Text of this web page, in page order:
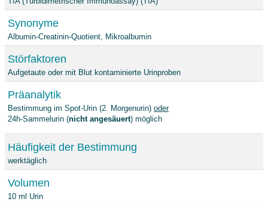
Synonyme
Albumin-Creatinin-Quotient, Mikroalbumin
Störfaktoren
Aufgetaute oder mit Blut kontaminierte Urinproben
Präanalytik
Bestimmung im Spot-Urin (2. Morgenurin) oder
24h-Sammelurin (nicht angesäuert) möglich
Häufigkeit der Bestimmung
werktäglich
Volumen
10 ml Urin